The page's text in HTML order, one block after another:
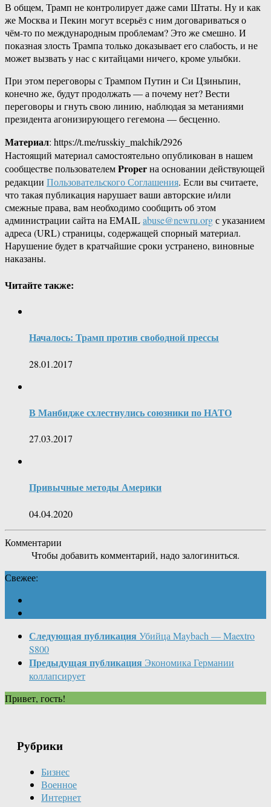
В общем, Трамп не контролирует даже сами Штаты. Ну и как
же Москва и Пекин могут всерьёз с ним договариваться о
чём-то по международным проблемам? Это же смешно. И
показная злость Трампа только доказывает его слабость, и не
может вызвать у нас с китайцами ничего, кроме улыбки.
При этом переговоры с Трампом Путин и Си Цзиньпин,
конечно же, будут продолжать — а почему нет? Вести
переговоры и гнуть свою линию, наблюдая за метаниями
президента агонизирующего гегемона — бесценно.
Материал: https://t.me/russkiy_malchik/2926
Настоящий материал самостоятельно опубликован в нашем
сообществе пользователемProperна основании действующей
редакции Пользовательского Соглашения. Если вы считаете,
что такая публикация нарушает ваши авторские и/или
смежные права, вам необходимо сообщить об этом
администрации сайта на EMAILabuse@newru.orgс указанием
адреса (URL) страницы, содержащей спорный материал.
Нарушение будет в кратчайшие сроки устранено, виновные
наказаны.
Читайте также:
Началось: Трамп против свободной прессы
28.01.2017
В Манбидже схлестнулись союзники по НАТО
27.03.2017
Привычные методы Америки
04.04.2020
Комментарии
Чтобы добавить комментарий, надо залогиниться.
Свежее:
Следующая публикация Убийца Maybach — Maextro
S800
Предыдущая публикация Экономика Германии
коллапсирует
Привет, гость!
Рубрики
Бизнес
Военное
Интернет